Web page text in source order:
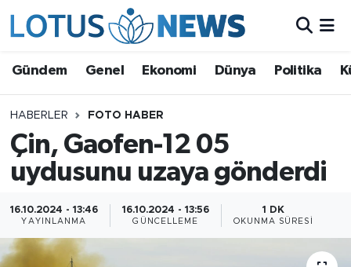
Gündem Genel Ekonomi Dünya Politika
HABERLER FOTO HABER
Çin, Gaofen-12 05
uydusunu uzaya gönderdi
16.10.2024 - 13:46
YAYINLANMA
16.10.2024 - 13:56
GÜNCELLEME
1 DK
OKUNMA SÜRESI
Ekonomi
Dünya
Politika
Kültür - Sanat ve Tarih
Yaşam